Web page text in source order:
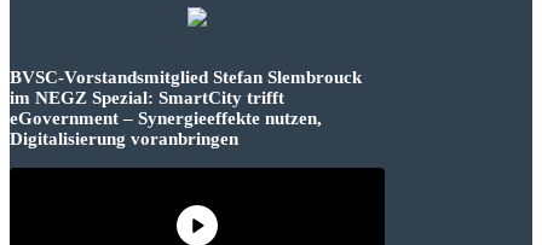
BVSC-Vorstandsmitglied Stefan Slembrouck
im NEGZ Spezial: SmartCity trifft
eGovernment – Synergieeffekte nutzen,
Digitalisierung voranbringen